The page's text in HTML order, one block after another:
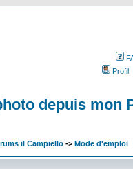
Profil
depuis mon
il Campiello -> Mode d'emploi